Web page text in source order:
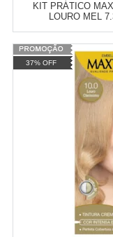
KIT PRÁTICO
LOURO MEL
Varejo: R$
Atacado: R$ 2.550,90
Revendedor)
R$
CREME
COMPRAR
37% OFF